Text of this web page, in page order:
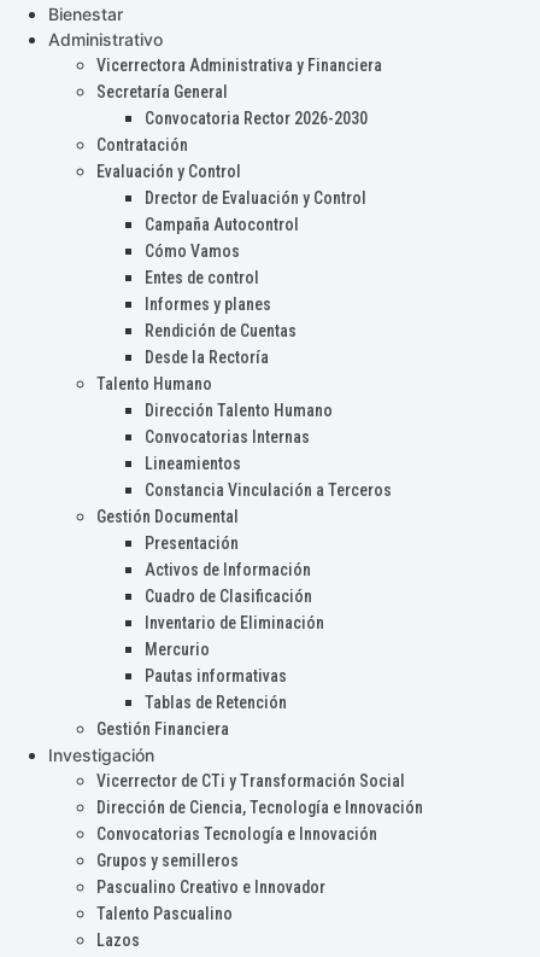
Bienestar
Administrativo
Vicerrectora Administrativa y Financiera
Secretaría General
Convocatoria Rector 2026-2030
Contratación
Evaluación y Control
Drector de Evaluación y Control
Campaña Autocontrol
Cómo Vamos
Entes de control
Informes y planes
Rendición de Cuentas
Desde la Rectoría
Talento Humano
Dirección Talento Humano
Convocatorias Internas
Lineamientos
Constancia Vinculación a Terceros
Gestión Documental
Presentación
Activos de Información
Cuadro de Clasificación
Inventario de Eliminación
Mercurio
Pautas informativas
Tablas de Retención
Gestión Financiera
Investigación
Vicerrector de CTi y Transformación Social
Dirección de Ciencia, Tecnología e Innovación
Convocatorias Tecnología e Innovación
Grupos y semilleros
Pascualino Creativo e Innovador
Talento Pascualino
Lazos